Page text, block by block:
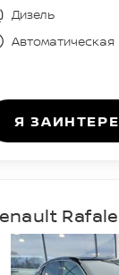
Дизель
Автоматическая
Я